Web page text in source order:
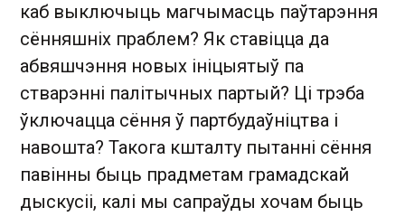
каб выключыць магчымасць паўтарэння
сённяшніх праблем? Як ставіцца да
абвяшчэння новых ініцыятыў па
стварэнні палітычных партый? Ці трэба
ўключацца сёння ў партбудаўніцтва і
навошта? Такога кшталту пытанні сёння
павінны быць прадметам грамадскай
дыскусіі, калі мы сапраўды хочам быць